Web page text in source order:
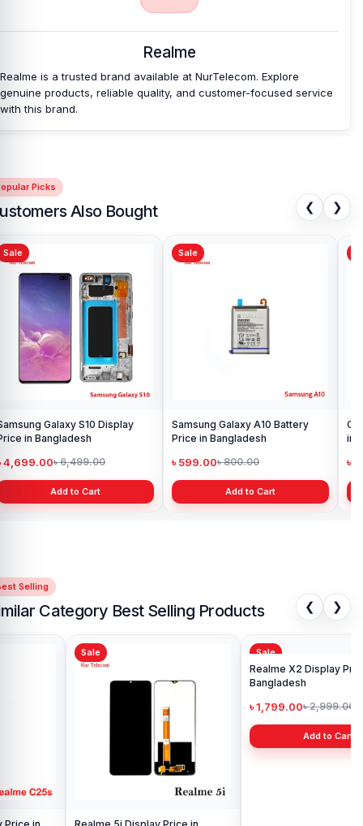
Realme
Realme is a trusted brand available at NurTelecom. Explore
genuine products, reliable quality, and customer-focused service
with this brand.
Picks
Also Bought ❮ ❯
Sale
Galaxy S10 Display
in Bangladesh
4,699.00৳ 6,499.00
Add to Cart
Sale
Samsung Galaxy A10 Battery
Price in Bangladesh
৳ 599.00৳ 800.00
Add to Cart
in
৳
Selling
Category Best Selling Products ❮ ❯
5i Display Price in
Realme X2 Display Price in
৳